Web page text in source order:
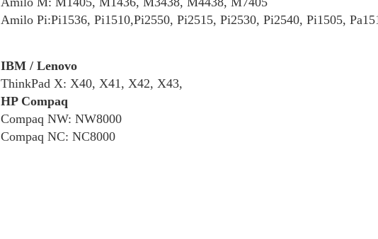
Amilo Pi:Pi1536, Pi1510,Pi2550, Pi2515, Pi2530, Pi2540, Pi1505,
IBM / Lenovo
ThinkPad X: X40, X41, X42, X43,
HP Compaq
Compaq NW: NW8000
Compaq NC: NC8000